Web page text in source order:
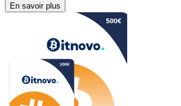
En savoir plus